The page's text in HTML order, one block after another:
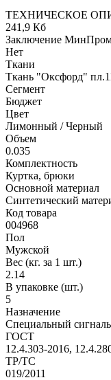
ТЕХНИЧЕСКОЕ
241,9 Кб
Заключение
Нет
Ткани
Ткань "Оксфорд"
Сегмент
Бюджет
Цвет
Лимонный / Черный
Объем
0.035
Комплектность
Куртка, брюки
Основной материал
Синтетический
Код товара
004968
Пол
Мужской
Вес (кг. за 1 шт.)
2.14
В упаковке (шт.)
5
Назначение
Специальный
ГОСТ
12.4.303-2016,
ТР/ТС
019/2011